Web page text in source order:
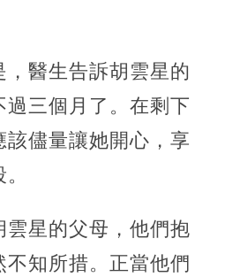
醫生告訴胡雲星的
三個月了。在剩下
該儘量讓她開心，享
星的父母，他們抱
知所措。正當他們